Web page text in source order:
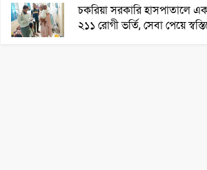
চকরিয়া সরকারি হাসপাতালে
২১১ রোগী ভর্তি, সেবা পেয়ে